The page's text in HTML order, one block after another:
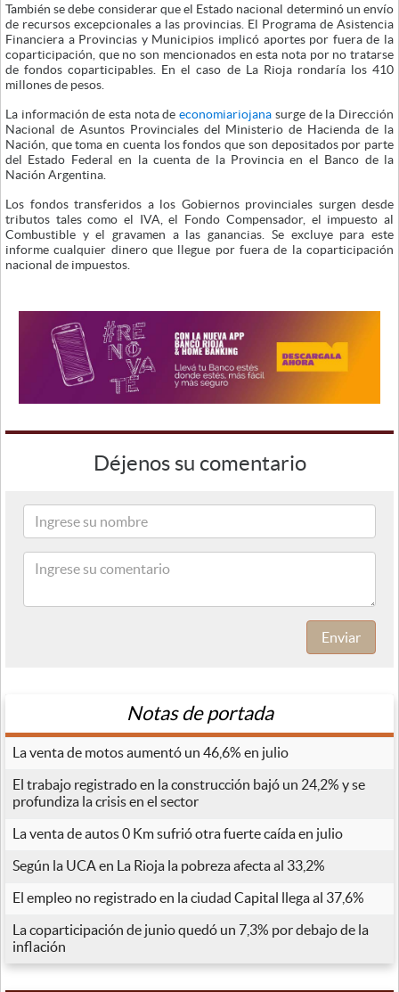
También se debe considerar que el Estado nacional determinó un envío
de recursos excepcionales a las provincias. El Programa de Asistencia
Financiera a Provincias y Municipios implicó aportes por fuera de la
coparticipación, que no son mencionados en esta nota por no tratarse
de fondos coparticipables. En el caso de La Rioja rondaría los 410
millones de pesos.
La información de esta nota deeconomiariojana surge de la Dirección
Nacional de Asuntos Provinciales del Ministerio de Hacienda de la
Nación, que toma en cuenta los fondos que son depositados por parte
del Estado Federal en la cuenta de la Provincia en el Banco de la
Nación Argentina.
Los fondos transferidos a los Gobiernos provinciales surgen desde
tributos tales como el IVA, el Fondo Compensador, el impuesto al
Combustible y el gravamen a las ganancias. Se excluye para este
informe cualquier dinero que llegue por fuera de la coparticipación
nacional de impuestos.
Déjenos su comentario
Enviar
Notas de portada
La venta de motos aumentó un 46,6% en julio
El trabajo registrado en la construcción bajó un 24,2% y se
profundiza la crisis en el sector
La venta de autos 0 Km sufrió otra fuerte caída en julio
Según la UCA en La Rioja la pobreza afecta al 33,2%
El empleo no registrado en la ciudad Capital llega al 37,6%
La coparticipación de junio quedó un 7,3% por debajo de la
inflación